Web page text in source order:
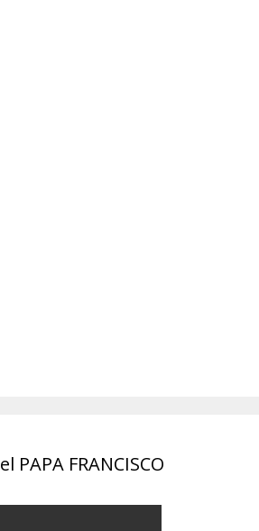
PAPA FRANCISCO